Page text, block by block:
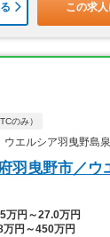
この求
のみ）
エルシア羽曳野島
羽曳野市／ウ
万円～27.0万円
万円～450万円